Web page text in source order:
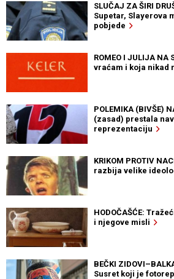
SLUČAJ ZA ŠIRI
Supetar, Slayerova
pobjede
ROMEO I JULIJA NA
vraćam i koja nikad
POLEMIKA (BIVŠE)
(zasad) prestala
reprezentaciju
KRIKOM PROTIV
razbija velike
HODOČAŠĆE:
i njegove misli
BEČKI
Susret koji je